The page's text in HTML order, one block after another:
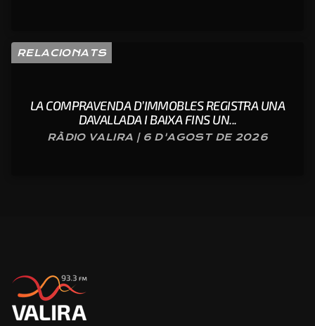
RELACIONATS
LA COMPRAVENDA D’IMMOBLES REGISTRA UNA
DAVALLADA I BAIXA FINS UN...
RÀDIO VALIRA | 6 D'AGOST DE 2026